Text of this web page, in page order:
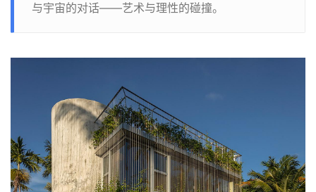
与宇宙的对话——艺术与理性的碰撞。